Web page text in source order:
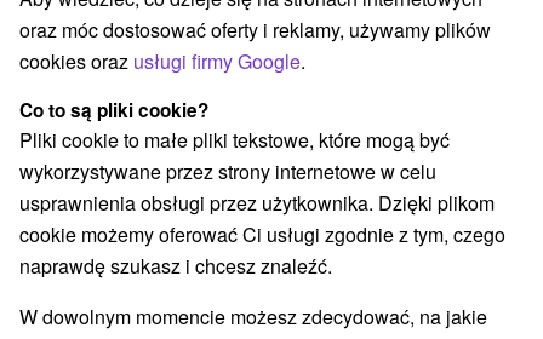
Wszystkie kategorie
Pobyty z rabatem(29)
Wellness pobyty(41) Wyjazdy weekendowe
Romantyczne wypady
Wakacje rodzinne(39)
Wybierz lokalizację lub datę
Najlepiej sprzedające
oraz móc dostosować oferty i reklamy, używamy plików
cookies oraz usługi firmy Google.
Co to są pliki cookie?
Pliki cookie to małe pliki tekstowe, które mogą być
wykorzystywane przez strony internetowe w celu
usprawnienia obsługi przez użytkownika. Dzięki plikom
cookie możemy oferować Ci usługi zgodnie z tym, czego
naprawdę szukasz i chcesz znaleźć.
W dowolnym momencie możesz zdecydować, na jakie